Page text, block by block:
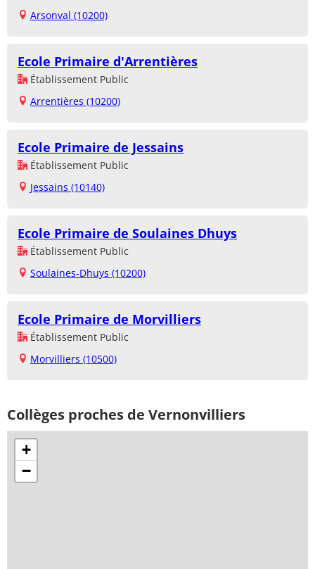
Arsonval (10200)
Ecole Primaire d'Arrentières
Établissement Public
Arrentières (10200)
Ecole Primaire de Jessains
Établissement Public
Jessains (10140)
Ecole Primaire de Soulaines Dhuys
Établissement Public
Soulaines-Dhuys (10200)
Ecole Primaire de Morvilliers
Établissement Public
Morvilliers (10500)
Collèges proches de Vernonvilliers
+
−